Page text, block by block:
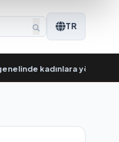
TR
kadınlara yönelik destek